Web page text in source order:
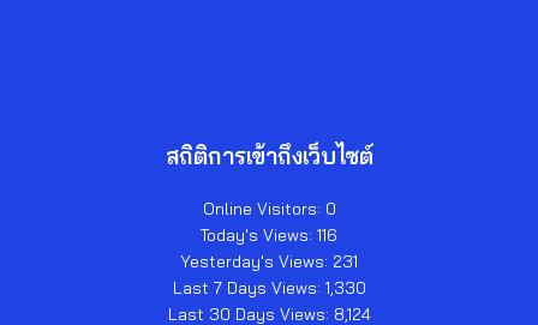
สถิติการเข้าถึงเว็บไซต์
Online Visitors: 0
Today's Views: 116
Yesterday's Views: 231
Last 7 Days Views: 1,330
Last 30 Days Views: 8,124